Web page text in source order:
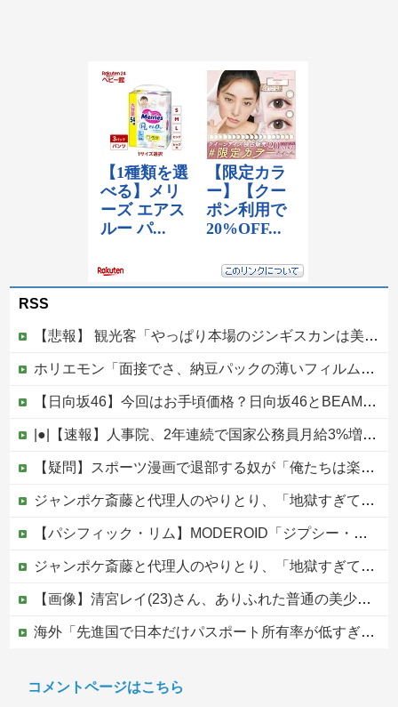
RSS
【悲報】 観光客「やっぱり本場のジンギスカンは美味い！」道民ワイ「ぷっｗｗｗｗ」
ホリエモン「面接でさ、納豆パックの薄いフィルムって何のために入っていの？って聞くわけ」
【日向坂46】今回はお手頃価格？日向坂46とBEAMSのコラボが決定！！
|●|【速報】人事院、2年連続で国家公務員月給3%増の「1万5056円」引き上げ勧告 2年で6%超え
【疑問】スポーツ漫画で退部する奴が「俺たちは楽しくやりたかったんだよ」って言い出す理由ｗｗｗｗｗ他
ジャンポケ斎藤と代理人のやりとり、「地獄すぎて完全にコントになってる……」と衝撃を受ける人が続出中
【パシフィック・リム】MODEROID「ジプシー・デンジャー」プラモデル【10日予約開始】
ジャンポケ斎藤と代理人のやりとり、「地獄すぎて完全にコントになってる……」と衝撃を受ける人が続出中
【画像】清宮レイ(23)さん、ありふれた普通の美少女になる
海外「先進国で日本だけパスポート所有率が低すぎる、何故なのか」
【移民政策反対】イオンの売り場で唐揚げを食う中国人の子供
コメントページはこちら